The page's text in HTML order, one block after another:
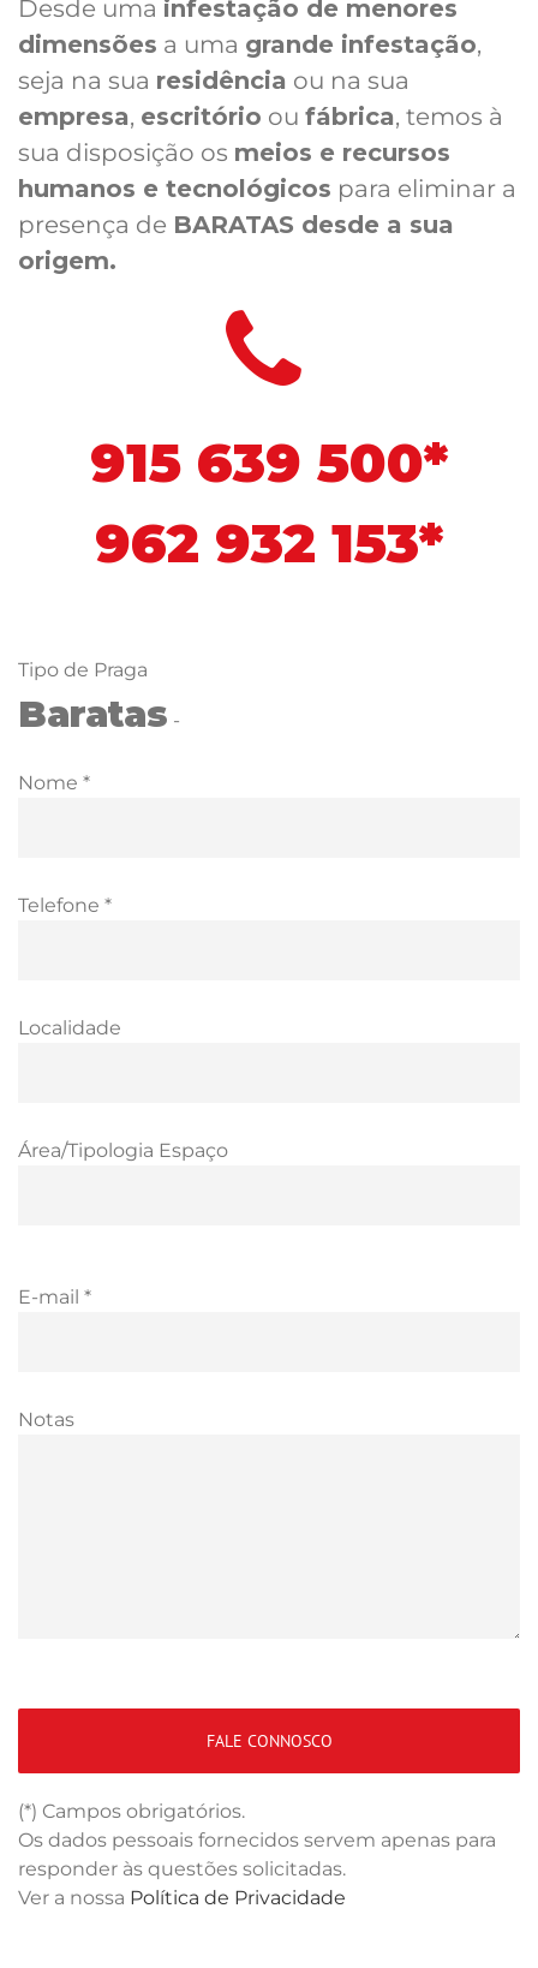
Desde uma infestação de menores
dimensões a uma grande infestação,
seja na sua residência ou na sua
empresa, escritório ou fábrica, temos à
sua disposição os meios e recursos
humanos e tecnológicos para eliminar a
presença de BARATAS desde a sua
origem.
915 639 500*
962 932 153*
Tipo de Praga
Baratas -
Nome *
Telefone *
Localidade
Área/Tipologia Espaço
E-mail *
Notas
(*) Campos obrigatórios.
Os dados pessoais fornecidos servem apenas para
responder às questões solicitadas.
Ver a nossa Política de Privacidade